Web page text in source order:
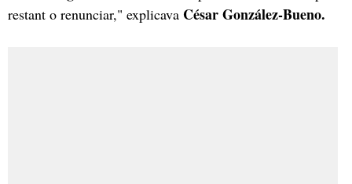
restant o renunciar," explicava César González-Bueno.